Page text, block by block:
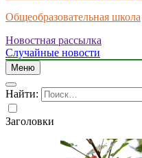
Общеобразовательная школа
Новостная рассылка
Случайные новости
Меню
Найти:
Заголовки